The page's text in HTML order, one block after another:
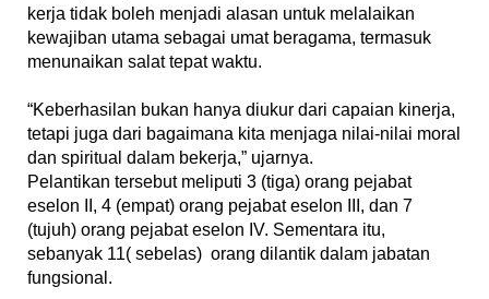
kerja tidak boleh menjadi alasan untuk melalaikan
kewajiban utama sebagai umat beragama, termasuk
menunaikan salat tepat waktu.
‎“Keberhasilan bukan hanya diukur dari capaian kinerja,
tetapi juga dari bagaimana kita menjaga nilai-nilai moral
dan spiritual dalam bekerja,” ujarnya.
‎Pelantikan tersebut meliputi 3 (tiga) orang pejabat
eselon II, 4 (empat) orang pejabat eselon III, dan 7
(tujuh) orang pejabat eselon IV. Sementara itu,
sebanyak 11( sebelas) orang dilantik dalam jabatan
fungsional.